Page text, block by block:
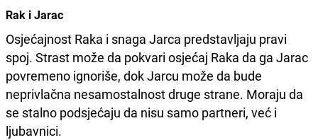
Rak i Jarac
Osjećajnost Raka i snaga Jarca predstavljaju pravi
spoj. Strast može da pokvari osjećaj Raka da ga Jarac
povremeno ignoriše, dok Jarcu može da bude
neprivlačna nesamostalnost druge strane. Moraju da
se stalno podsjećaju da nisu samo partneri, već i
ljubavnici.